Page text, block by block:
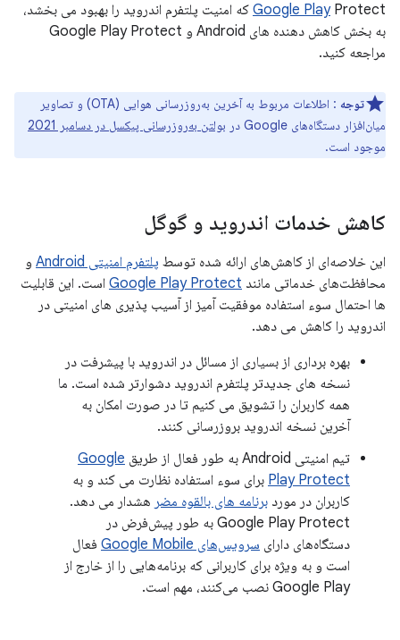
Google Play Protect که امنیت پلتفرم اندروید را بهبود می بخشد،
به بخش کاهش دهنده های Android و Google Play Protect
مراجعه کنید.
توجه
: اطلاعات مربوط به آخرین به‌روزرسانی هوایی (OTA) و تصاویر
میان‌افزار دستگاه‌های Google در
بولتن به‌روزرسانی پیکسل در دسامبر 2021
موجود است.
کاهش خدمات اندروید و گوگل
این خلاصه‌ای از کاهش‌های ارائه شده توسط پلتفرم امنیتی Android
و
محافظت‌های خدماتی مانند Google Play Protect است. این قابلیت
ها احتمال سوء استفاده موفقیت آمیز از آسیب پذیری های امنیتی در
اندروید را کاهش می دهد.
بهره برداری از بسیاری از مسائل در اندروید با پیشرفت در
نسخه های جدیدتر پلتفرم اندروید دشوارتر شده است. ما
همه کاربران را تشویق می کنیم تا در صورت امکان به
آخرین نسخه اندروید بروزرسانی کنند.
تیم امنیتی Android به طور فعال از طریق
Google
Play Protect برای سوء استفاده نظارت می کند و به
کاربران در مورد برنامه های بالقوه مضر هشدار می دهد.
Google Play Protect به طور پیش‌فرض در
دستگاه‌های دارای سرویس‌های Google Mobile
فعال
است و به ویژه برای کاربرانی که برنامه‌هایی را از خارج از
Google Play نصب می‌کنند، مهم است.